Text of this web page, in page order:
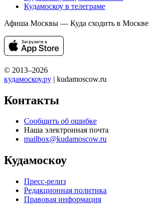
Кудамоскоу в телеграме
Афиша Москвы — Куда сходить в Москве
© 2013–2026
кудамоскоу.ру | kudamoscow.ru
Контакты
Сообщить об ошибке
Наша электронная почта
mailbox@kudamoscow.ru
Кудамоскоу
Пресс-релиз
Редакционная политика
Правовая информация